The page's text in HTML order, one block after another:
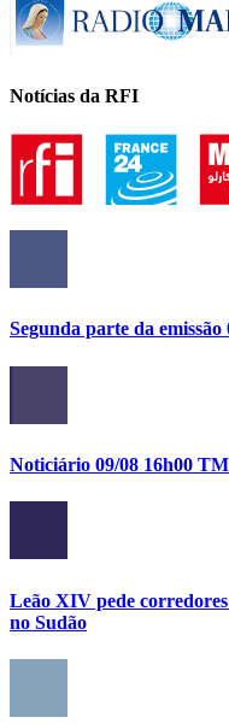
Notícias da RFI
Segunda parte da
Noticiário 09/08 16h00
Leão XIV pede
no Sudão